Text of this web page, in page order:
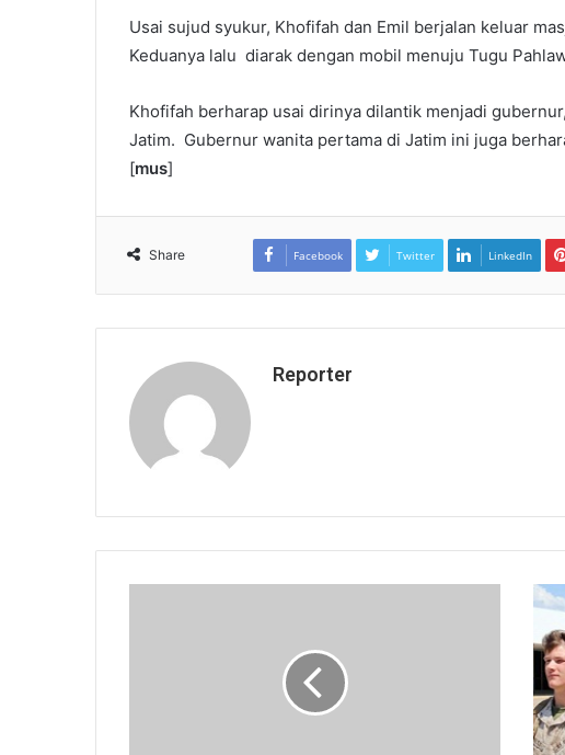
Usai sujud syukur, Khofifah dan Emil berjalan keluar
Keduanya lalu diarak dengan mobil menuju Tugu
Khofifah berharap usai dirinya dilantik menjadi
Jatim. Gubernur wanita pertama di Jatim ini juga
[mus]
Share Facebook Twitter LinkedIn
Reporter